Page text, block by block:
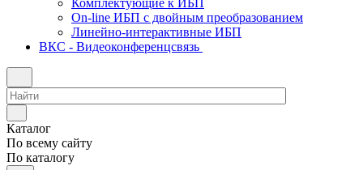
Комплектующие к ИБП
On-line ИБП с двойным преобразованием
Линейно-интерактивные ИБП
ВКС - Видеоконференцсвязь
Каталог
По всему сайту
По каталогу